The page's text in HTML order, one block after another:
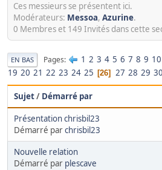
Ces messieurs se présentent ici.
Modérateurs: Messoa, Azurine.
0 Membres et 149 Invités dans cette
EN BAS Pages 1 2 3 4 5 6 7 8 9 10
19 20 21 22 23 24 25 26 27 28 29 30
Sujet/ Démarré par
Présentation chrisbil23
Démarré parchrisbil23
Nouvelle relation
Démarré par plescave